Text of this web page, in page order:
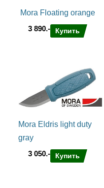
в походных условиях
Клинок Mora Companion
Desert очень приятно –
микроподводом и
контролируемый и очень
при желании им можно с
Прочный пластик
рукоятью для Companion
тычковых движениях. При
Mora Floating orange
3 890.-
Купить
Mora Eldris light duty
gray
3 050.-
Купить